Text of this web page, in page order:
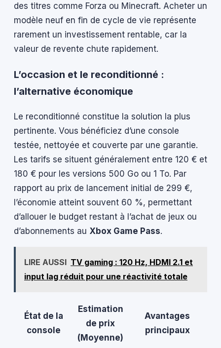
des titres comme Forza ou Minecraft. Acheter un
modèle neuf en fin de cycle de vie représente
rarement un investissement rentable, car la
valeur de revente chute rapidement.
L’occasion et le reconditionné :
l’alternative économique
Le reconditionné constitue la solution la plus
pertinente. Vous bénéficiez d’une console
testée, nettoyée et couverte par une garantie.
Les tarifs se situent généralement entre 120 € et
180 € pour les versions 500 Go ou 1 To. Par
rapport au prix de lancement initial de 299 €,
l’économie atteint souvent 60 %, permettant
d’allouer le budget restant à l’achat de jeux ou
d’abonnements au Xbox Game Pass.
LIRE AUSSI TV gaming : 120 Hz, HDMI 2.1 et
input lag réduit pour une réactivité totale
État de la
console
Estimation
de prix
(Moyenne)
Avantages
principaux